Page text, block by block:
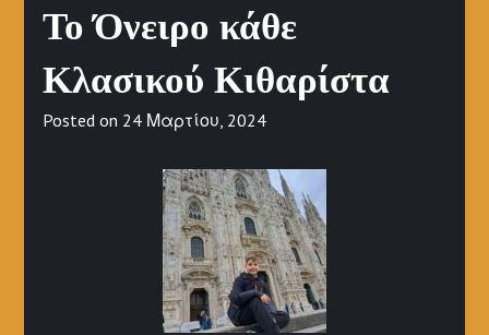
Το Όνειρο κάθε
Κλασικού Κιθαρίστα
Posted on 24 Μαρτίου, 2024